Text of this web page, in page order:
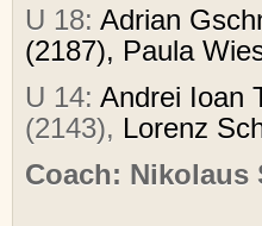
U 18: Adrian
(2187), Paula
U 14: Andrei Ioan
(2143), Lorenz
Coach: Nikolaus